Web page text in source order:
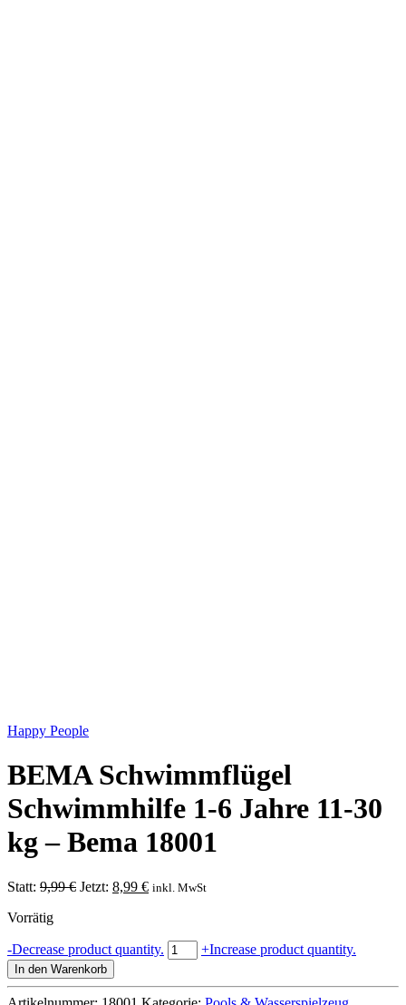
Happy People
BEMA Schwimmflügel
Schwimmhilfe 1-6 Jahre 11-30
kg – Bema 18001
Statt: 9,99€ Ursprünglicher
Jetzt: 8,99 €Aktueller
inkl. MwSt
Vorrätig
-Decrease product quantity. BEMA
Schwimmflügel
1-
+Increase product quantity.
In den Warenkorb